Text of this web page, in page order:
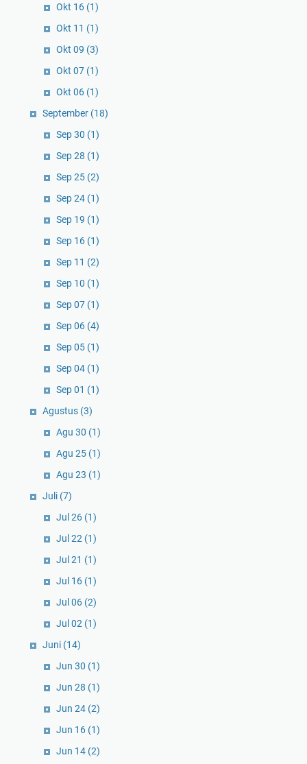
Okt 16 (1)
Okt 11 (1)
Okt 09 (3)
Okt 07 (1)
Okt 06 (1)
September (18)
Sep 30 (1)
Sep 28 (1)
Sep 25 (2)
Sep 24 (1)
Sep 19 (1)
Sep 16 (1)
Sep 11 (2)
Sep 10 (1)
Sep 07 (1)
Sep 06 (4)
Sep 05 (1)
Sep 04 (1)
Sep 01 (1)
Agustus (3)
Agu 30 (1)
Agu 25 (1)
Agu 23 (1)
Juli (7)
Jul 26 (1)
Jul 22 (1)
Jul 21 (1)
Jul 16 (1)
Jul 06 (2)
Jul 02 (1)
Juni (14)
Jun 30 (1)
Jun 28 (1)
Jun 24 (2)
Jun 16 (1)
Jun 14 (2)